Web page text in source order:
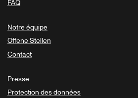
FAQ
Notre équipe
Offene Stellen
Contact
Presse
Protection des données